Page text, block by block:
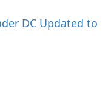
DC Updated to